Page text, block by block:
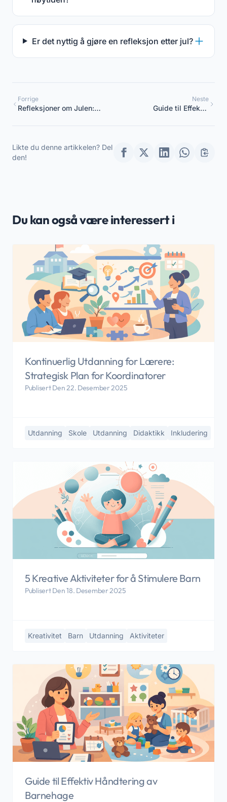
Er det nyttig å gjøre en refleksjon etter jul?
Forrige
Refleksjoner om Julen:
Neste
Guide til Effektiv
Likte du denne artikkelen? Del
den!
Du kan også være interessert i
Kontinuerlig Utdanning for Lærere:
Strategisk Plan for Koordinatorer
Publisert Den 22. Desember 2025
Utdanning Skole Utdanning Didaktikk Inkludering
5 Kreative Aktiviteter for å Stimulere Barn
Publisert Den 18. Desember 2025
Kreativitet Barn Utdanning Aktiviteter
Guide til Effektiv Håndtering av
Barnehage